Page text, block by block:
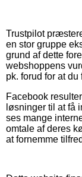
Trustpilot
en stor gruppe
grund af dette
webshoppens
pk. forud for at
Facebook
løsninger til at få
ses mange
omtale af deres
at fornemme